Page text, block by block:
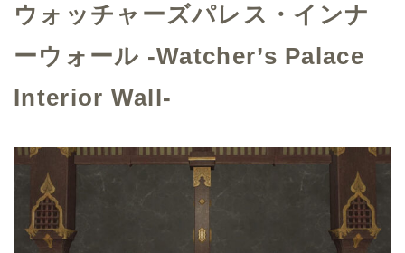
ウォッチャーズパレス・インナ
ーウォール -Watcher’s Palace
Interior Wall-